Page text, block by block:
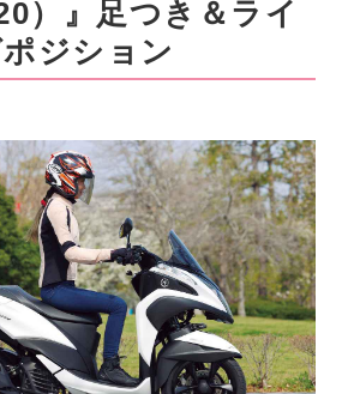
）』足つき＆ライ
ジション